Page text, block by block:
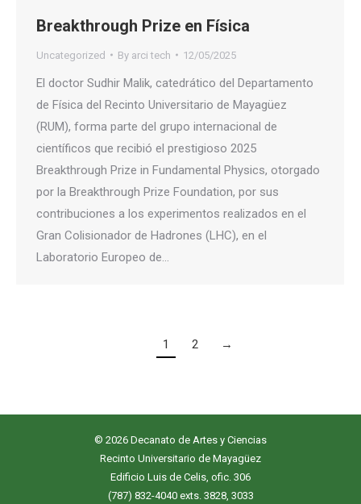
Breakthrough Prize en Física
Uncategorized By arci tech 12/05/2025
El doctor Sudhir Malik, catedrático del Departamento
de Física del Recinto Universitario de Mayagüez
(RUM), forma parte del grupo internacional de
científicos que recibió el prestigioso 2025
Breakthrough Prize in Fundamental Physics, otorgado
por la Breakthrough Prize Foundation, por sus
contribuciones a los experimentos realizados en el
Gran Colisionador de Hadrones (LHC), en el
Laboratorio Europeo de…
1 2 →
© 2026 Decanato de Artes y Ciencias
Recinto Universitario de Mayagüez
Edificio Luis de Celis, ofic. 306
(787) 832-4040 exts. 3828, 3033